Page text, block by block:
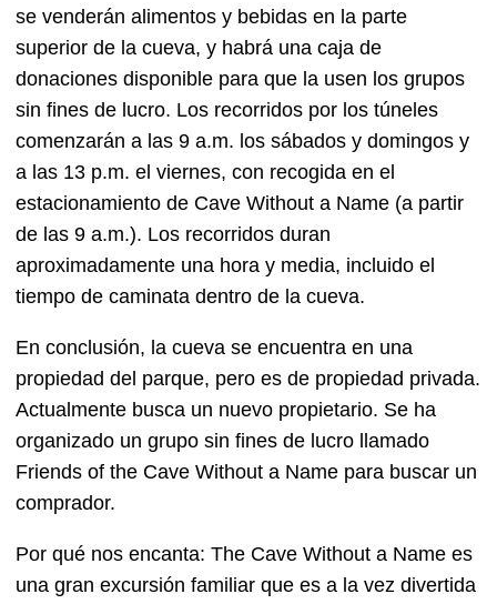
se venderán alimentos y bebidas en la parte
superior de la cueva, y habrá una caja de
donaciones disponible para que la usen los grupos
sin fines de lucro. Los recorridos por los túneles
comenzarán a las 9 a.m. los sábados y domingos y
a las 13 p.m. el viernes, con recogida en el
estacionamiento de Cave Without a Name (a partir
de las 9 a.m.). Los recorridos duran
aproximadamente una hora y media, incluido el
tiempo de caminata dentro de la cueva.
En conclusión, la cueva se encuentra en una
propiedad del parque, pero es de propiedad privada.
Actualmente busca un nuevo propietario. Se ha
organizado un grupo sin fines de lucro llamado
Friends of the Cave Without a Name para buscar un
comprador.
Por qué nos encanta: The Cave Without a Name es
una gran excursión familiar que es a la vez divertida